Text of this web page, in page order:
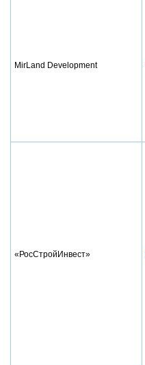
MirLand Development
«РосСтройИнвест»